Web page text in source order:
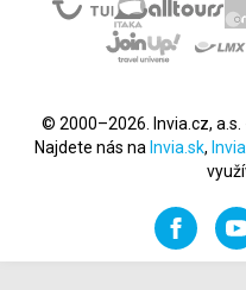
© 2000–2026. Invia.cz, a.s.
Najdete nás na Invia.sk,
Facebook